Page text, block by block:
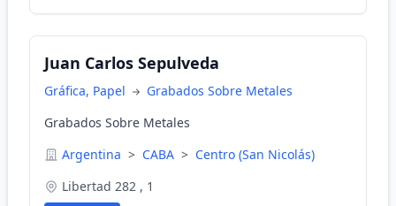
Juan Carlos Sepulveda
Gráfica, Papel
Grabados Sobre Metales
Grabados Sobre Metales
Argentina > CABA > Centro (San Nicolás)
Libertad 282 , 1